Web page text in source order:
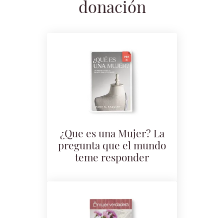
donación
¿Que es una Mujer? La
pregunta que el mundo
teme responder